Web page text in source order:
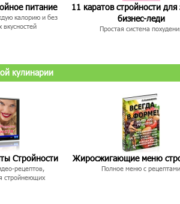
питание
калорию и без
11 каратов стройности для
бизнес-леди
Простая система
кулинарии
Стройности
рецептов,
стройнеющих
Жиросжигающие меню
Полное меню с рецептами